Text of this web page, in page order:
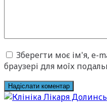
Зберегти моє ім'я, e-
браузері для моїх